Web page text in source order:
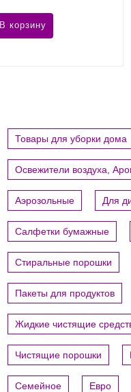
В корзину
Товары для уборки дома
Освежители воздуха,
Аэрозольные Для
Салфетки бумажные
Стиральные порошки
Пакеты для продуктов
Жидкие чистящие
Чистящие порошки
Семейное Евро